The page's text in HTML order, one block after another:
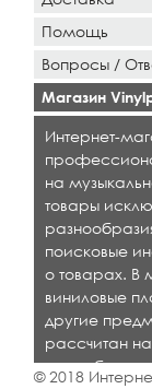
Помощь
Вопросы /
Магазин
Интернет-
на
товары
поисковые
о товарах. В
виниловые
другие
рассчитан
кто любит
© 2018